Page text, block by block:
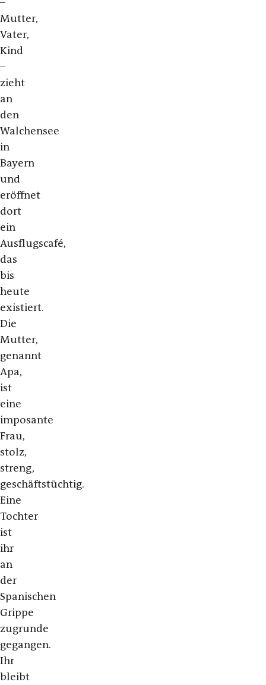
Mutter,
Vater,
Kind
–
zieht
an
den
Walchensee
in
Bayern
und
eröffnet
dort
ein
Ausflugscafé,
das
bis
heute
existiert.
Die
Mutter,
genannt
Apa,
ist
eine
imposante
Frau,
stolz,
streng,
geschäftstüchtig.
Eine
Tochter
ist
ihr
an
der
Spanischen
Grippe
zugrunde
gegangen.
Ihr
bleibt